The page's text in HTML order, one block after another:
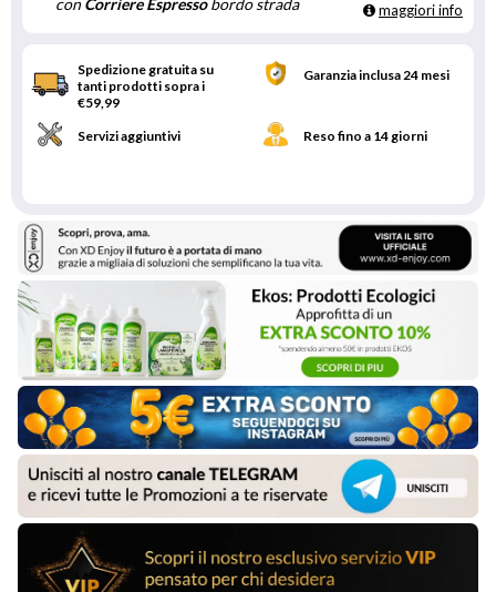
maggiori info
Spedizione gratuita su
tanti prodotti sopra i
€59,99
Garanzia inclusa 24 mesi
Servizi aggiuntivi Reso fino a 14 giorni